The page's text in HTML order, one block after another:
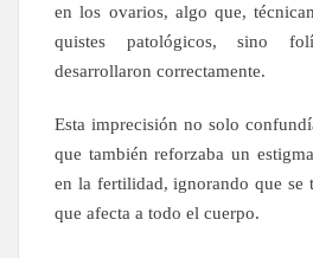
en los ovarios, algo que,
quistes patológicos, sino
desarrollaron correctamente.
Esta imprecisión no solo
que también reforzaba un
en la fertilidad, ignorando que se
que afecta a todo el cuerpo.